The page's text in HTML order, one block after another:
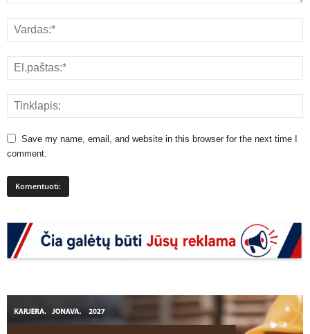
Save my name, email, and website in this browser for the next time I
comment.